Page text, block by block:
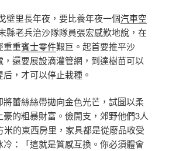
壁里長年夜，要比養年夜一個汽車空
縣老兵治沙隊隊員張宏感歎地說，在
重重賓士零件艱巨。起首要推平沙
，還要展設滴灌管網，到達樹苗可以
，才可以停止栽種。
將蕾絲絲帶拋向金色光芒，試圖以柔
的粗暴財富。儉開支，郊野他們3人
米的東西房里，家具都是從廢品收受
：「這就是質感互換。你必須體會